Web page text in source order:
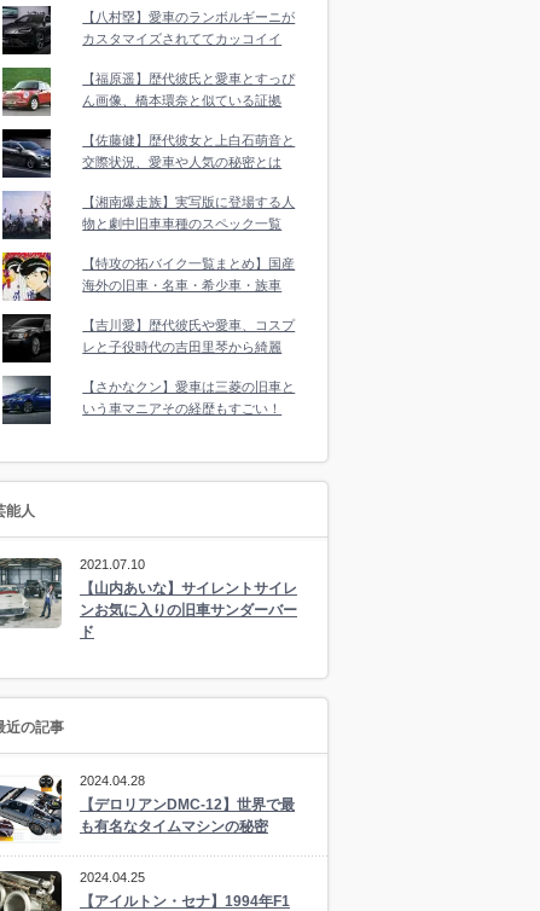
【八村塁】愛車のランボルギーニが
カスタマイズされててカッコイイ
【福原遥】歴代彼氏と愛車とすっぴ
ん画像、橋本環奈と似ている証拠
【佐藤健】歴代彼女と上白石萌音と
交際状況、愛車や人気の秘密とは
【湘南爆走族】実写版に登場する人
物と劇中旧車車種のスペック一覧
【特攻の拓バイク一覧まとめ】国産
海外の旧車・名車・希少車・族車
【吉川愛】歴代彼氏や愛車、コスプ
レと子役時代の吉田里琴から綺麗
【さかなクン】愛車は三菱の旧車と
いう車マニアその経歴もすごい！
能人
2021.07.10
【山内あいな】サイレントサイレ
ンお気に入りの旧車サンダーバー
ド
近の記事
2024.04.28
【デロリアンDMC-12】世界で最
も有名なタイムマシンの秘密
2024.04.25
【アイルトン・セナ】1994年F1